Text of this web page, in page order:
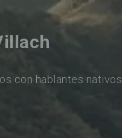
con hablantes nativos